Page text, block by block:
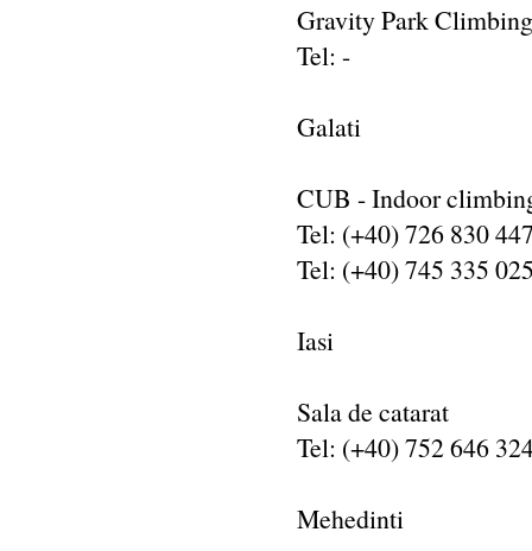
Gravity Park
Tel: -
Galati
CUB - Indoor
Tel: (+40) 726 830
Tel: (+40) 745 335
Iasi
Sala de catarat
Tel: (+40) 752 646
Mehedinti